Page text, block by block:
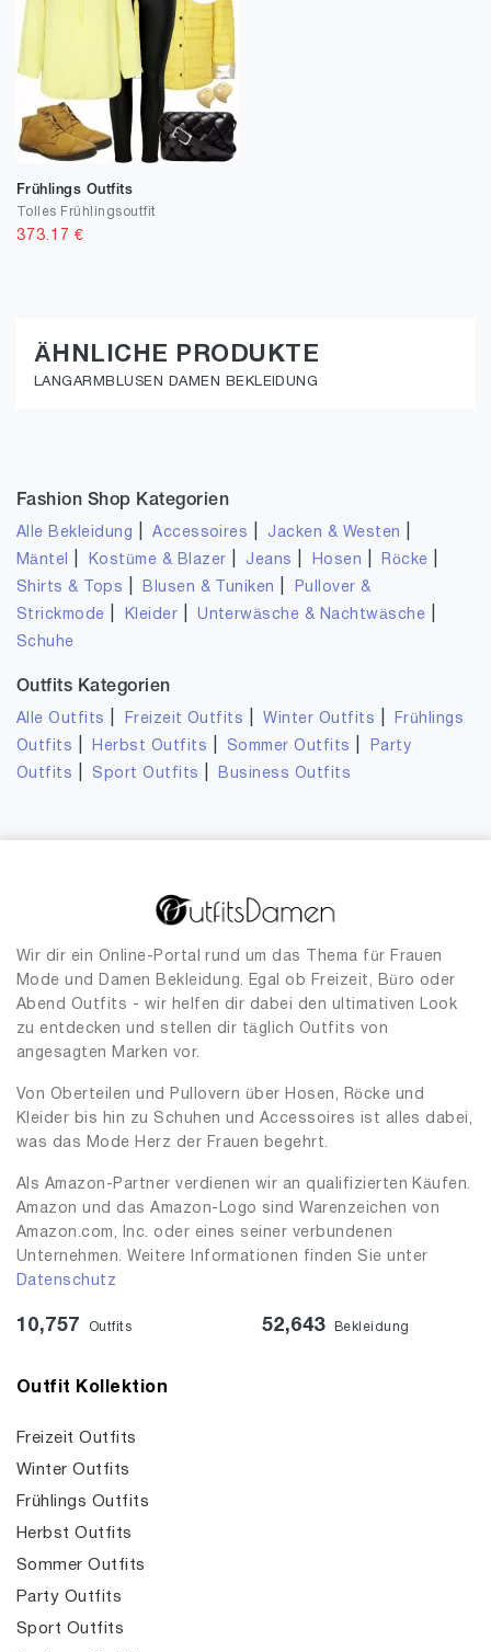
Frühlings Outfits
Tolles Frühlingsoutfit
373.17 €
ÄHNLICHE PRODUKTE
LANGARMBLUSEN DAMEN BEKLEIDUNG
Fashion Shop Kategorien
Alle Bekleidung |Accessoires Jacken & Westen
Mäntel Kostüme & Blazer Jeans Hosen Röcke
Shirts & Tops Blusen & Tuniken
Pullover &
Strickmode
Kleider |Unterwäsche & Nachtwäsche
Schuhe
Outfits Kategorien
Alle Outfits Freizeit Outfits |Winter Outfits
Frühlings
Outfits
Herbst Outfits Sommer Outfits
Party
Outfits
Sport Outfits Business Outfits
Wir dir ein Online-Portal rund um das Thema für Frauen
Mode und Damen Bekleidung. Egal ob Freizeit, Büro oder
Abend Outfits - wir helfen dir dabei den ultimativen Look
zu entdecken und stellen dir täglich Outfits von
angesagten Marken vor.
Von Oberteilen und Pullovern über Hosen, Röcke und
Kleider bis hin zu Schuhen und Accessoires ist alles dabei,
was das Mode Herz der Frauen begehrt.
Als Amazon-Partner verdienen wir an qualifizierten Käufen.
Amazon und das Amazon-Logo sind Warenzeichen von
Amazon.com, Inc. oder eines seiner verbundenen
Unternehmen. Weitere Informationen finden Sie unter
Datenschutz
10,757 Outfits 52,643 Bekleidung
Outfit Kollektion
Freizeit Outfits
Winter Outfits
Frühlings Outfits
Herbst Outfits
Sommer Outfits
Party Outfits
Sport Outfits